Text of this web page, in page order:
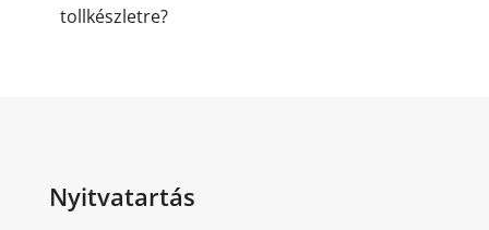
tollkészletre?
Nyitvatartás